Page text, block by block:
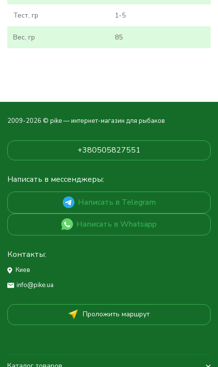
Тест, гр 1-5
Вес, гр 85
2009-2026 © pike — интернет-магазин для рыбаков
+380505827551
Написать в мессенджеры:
Написать в Telegram
Написать в Whatsapp
Контакты:
Киев
info@pike.ua
Проложить маршрут